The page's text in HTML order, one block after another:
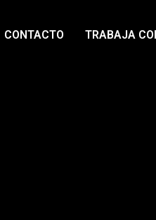
CONTACTO TRABAJA